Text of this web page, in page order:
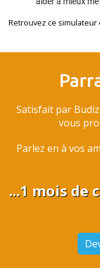
Retrouvez ce
Satisfait par
vous
Parlez en à vos
...1 mois de